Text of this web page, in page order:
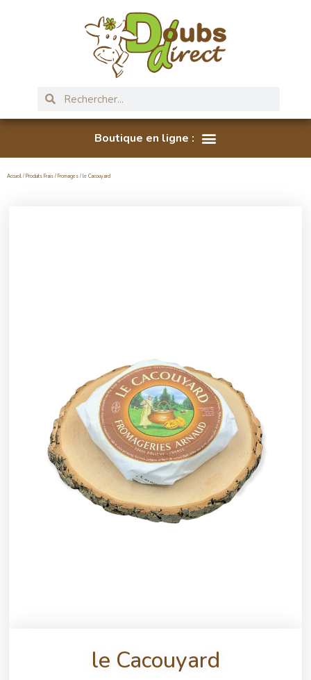
Accueil / Produits Frais / Fromages / le Cacouyard
le Cacouyard